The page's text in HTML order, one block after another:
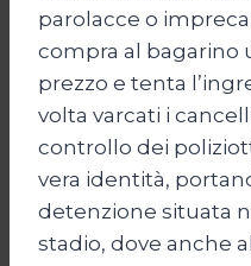
parolacce o
compra al bagarino
prezzo e tenta
volta varcati i
controllo dei
vera identità,
detenzione situata
stadio, dove anche